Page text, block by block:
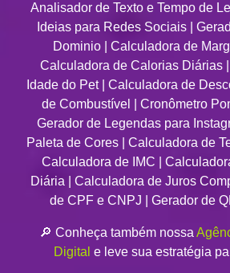
Analisador de Texto e Tempo de
Ideias para Redes Sociais
Dominio| Calculadora de
Calculadora de Calorias Diárias|
Idade do Pet| Calculadora de
de Combustível
Cronômetro
Gerador de Legendas para
Paleta de Cores
Calculadora de
Calculadora de IMC
Diária
Calculadora de Juros
de CPF e CNPJ
Gerador de
🔎 Conheça também nossa
Digital e leve sua estratégia